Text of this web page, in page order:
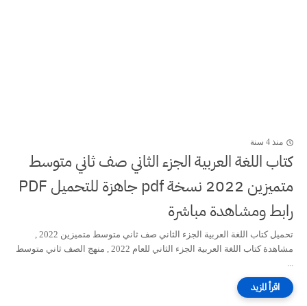
منذ 4 سنة
كتاب اللغة العربية الجزء الثاني صف ثاني متوسط
متميزين 2022 نسخة pdf جاهزة للتحميل PDF
رابط ومشاهدة مباشرة
مشاهدة كتاب اللغة العربية الجزء الثاني للعام 2022 , منهج الصف ثاني متوسط